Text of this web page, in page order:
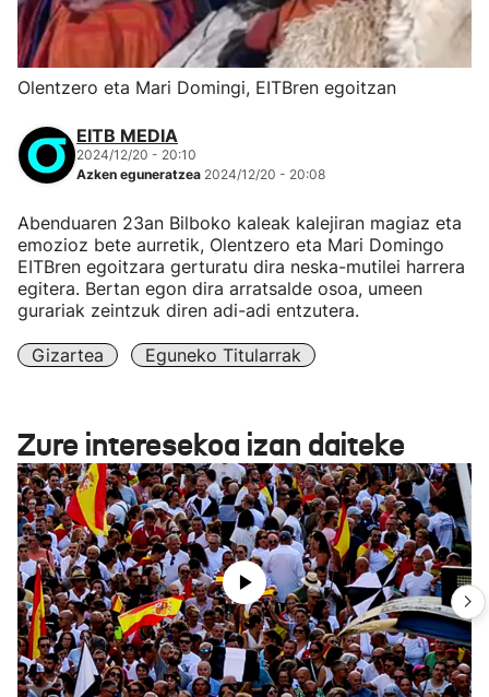
Olentzero eta Mari Domingi, EITBren egoitzan
EITB MEDIA
2024/12/20 - 20:10
Azken eguneratzea 2024/12/20 - 20:08
Abenduaren 23an Bilboko kaleak kalejiran magiaz eta
emozioz bete aurretik, Olentzero eta Mari Domingo
EITBren egoitzara gerturatu dira neska-mutilei harrera
egitera. Bertan egon dira arratsalde osoa, umeen
gurariak zeintzuk diren adi-adi entzutera.
Gizartea Eguneko Titularrak
Zure interesekoa izan daiteke